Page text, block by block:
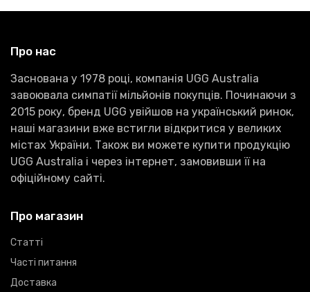
Про нас
Заснована у 1978 році, компанія UGG Australia
завоювала симпатії мільйонів покупців. Починаючи з
2015 року, бренд UGG увійшов на український ринок,
наші магазини вже встигли відкритися у великих
містах України. Також ви можете купити продукцію
UGG Australia і через інтернет, замовивши її на
офіційному сайті.
Про магазин
Статті
Часті питання
Доставка